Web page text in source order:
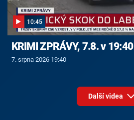
10:45
KRIMI ZPRÁVY, 7.8. v 19:40
7. srpna 2026 19:40
Další videa